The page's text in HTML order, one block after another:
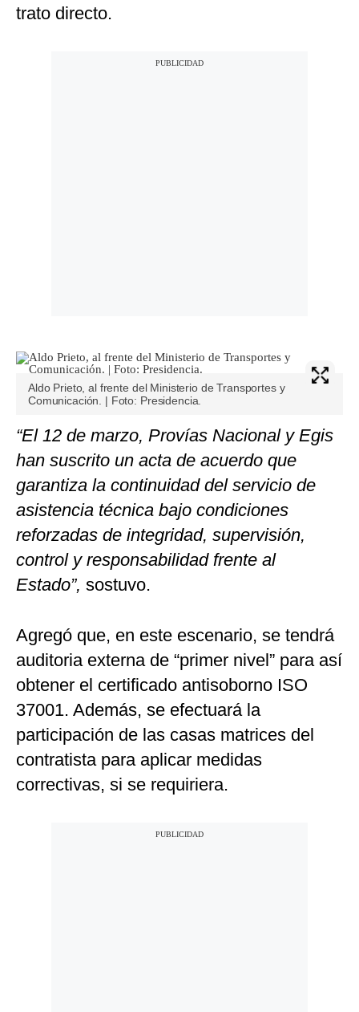
trato directo.
Aldo Prieto, al frente del Ministerio de Transportes y
Comunicación. | Foto: Presidencia.
“El 12 de marzo, Provías Nacional y Egis
han suscrito un acta de acuerdo que
garantiza la continuidad del servicio de
asistencia técnica bajo condiciones
reforzadas de integridad, supervisión,
control y responsabilidad frente al
Estado”, sostuvo.
Agregó que, en este escenario, se tendrá
auditoria externa de “primer nivel” para así
obtener el certificado antisoborno ISO
37001. Además, se efectuará la
participación de las casas matrices del
contratista para aplicar medidas
correctivas, si se requiriera.